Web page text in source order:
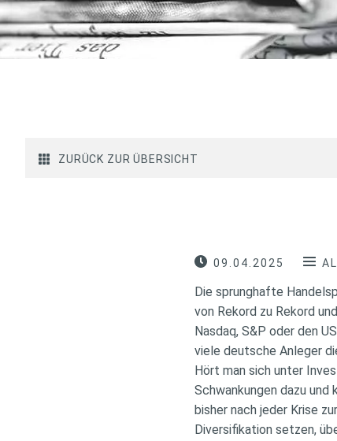
ZURÜCK ZUR ÜBERSICHT
09.04.2025
Die sprunghafte
von Rekord zu Rekord
Nasdaq, S&P oder den
viele deutsche Anleger
Hört man sich unter
Schwankungen dazu
bisher nach jeder Krise
Diversifikation setzen,